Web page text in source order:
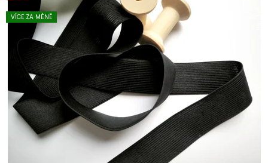
VÍCE ZA MÉNĚ